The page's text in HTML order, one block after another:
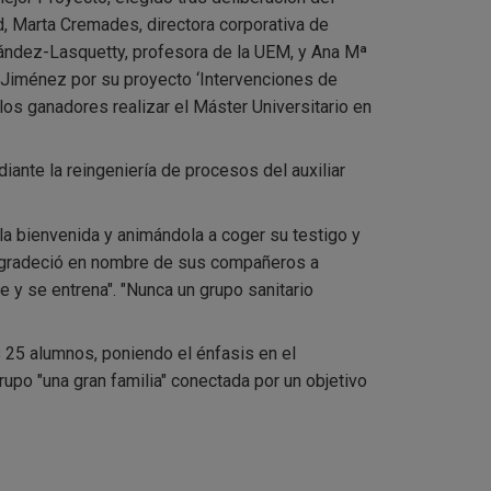
Marta Cremades, directora corporativa de
Lasquetty, profesora de la UEM, y Ana Mª
por su proyecto ‘Intervenciones de
ganadores realizar el Máster Universitario en
la reingeniería de procesos del auxiliar
bienvenida y animándola a coger su testigo y
en nombre de sus compañeros a
se entrena". "Nunca un grupo sanitario
alumnos, poniendo el énfasis en el
"una gran familia" conectada por un objetivo